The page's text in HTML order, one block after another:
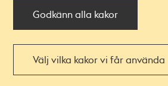
Godkänn alla kakor
Välj vilka kakor vi får använda